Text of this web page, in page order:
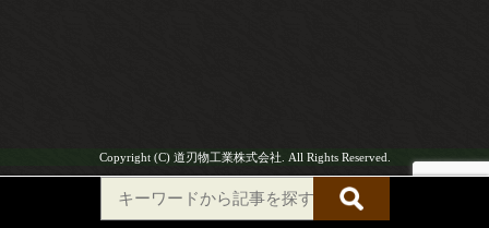
Copyright (C) 道刃物工業株式会社. All Rights Reserved.